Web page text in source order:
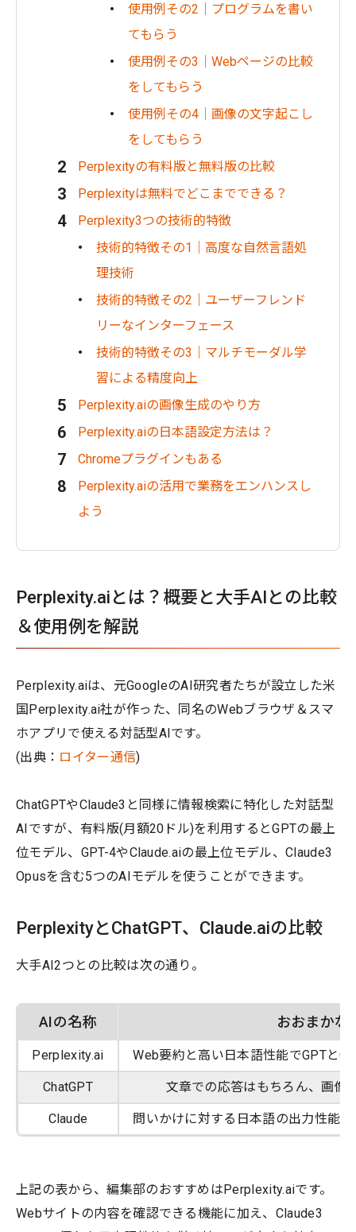
使用例その2｜プログラムを書い
てもらう
使用例その3｜Webページの比較
をしてもらう
使用例その4｜画像の文字起こし
をしてもらう
Perplexityの有料版と無料版の比較
Perplexityは無料でどこまでできる？
Perplexity3つの技術的特徴
技術的特徴その1｜高度な自然言語処
理技術
技術的特徴その2｜ユーザーフレンド
リーなインターフェース
技術的特徴その3｜マルチモーダル学
習による精度向上
Perplexity.aiの画像生成のやり方
Perplexity.aiの日本語設定方法は？
Chromeプラグインもある
Perplexity.aiの活用で業務をエンハンスし
よう
Perplexity.aiとは？概要と大手AIとの比較
＆使用例を解説
Perplexity.aiは、元GoogleのAI研究者たちが設立した米
国Perplexity.ai社が作った、同名のWebブラウザ＆スマ
ホアプリで使える対話型AIです。
(出典： ロイター通信)
ChatGPTやClaude3と同様に情報検索に特化した対話型
AIですが、有料版(月額20ドル)を利用するとGPTの最上
位モデル、GPT-4やClaude.aiの最上位モデル、Claude3
Opusを含む5つのAIモデルを使うことができます。
PerplexityとChatGPT、Claude.aiの比較
大手AI2つとの比較は次の通り。
AIの名称 おおまかな
Perplexity.ai Web要約と高い日本語性能でGPTと
ChatGPT 文章での応答はもちろん、画像
Claude 問いかけに対する日本語の出力性能
上記の表から、編集部のおすすめはPerplexity.aiです。
Webサイトの内容を確認できる機能に加え、Claude3